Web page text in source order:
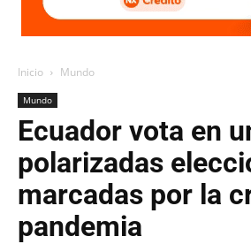
Inicio Mundo
Mundo
Ecuador vota en
polarizadas
marcadas por la
pandemia